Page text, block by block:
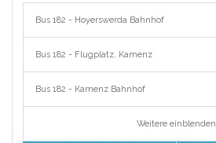
Bus 182 - Hoyerswerda Bahnhof
Bus 182 - Flugplatz, Kamenz
Bus 182 - Kamenz Bahnhof
Weitere einblenden